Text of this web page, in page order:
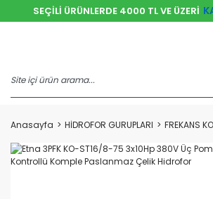
SEÇİLİ ÜRÜNLERDE 4000 TL VE ÜZERİ
Anasayfa HİDROFOR GURUPLARI FREKANS